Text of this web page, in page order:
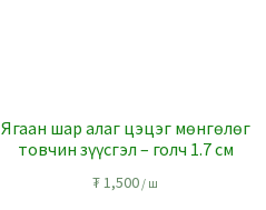
Ягаан шар алаг цэцэг мөнгөлөг
товчин зүүсгэл – голч 1.7 см
₮1,500 / ш